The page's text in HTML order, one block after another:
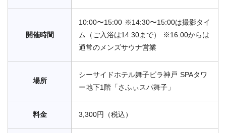
開催時間
10:00〜15:00 ※14:30〜15:00は撮影タイ
ム（ご入浴は14:30まで） ※16:00からは
通常のメンズサウナ営業
場所
シーサイドホテル舞子ビラ神戸 SPAタワ
ー地下1階「さふぃスパ舞子」
料金 3,300円（税込）